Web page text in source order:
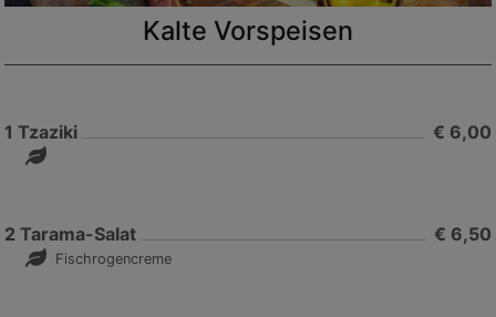
Kalte Vorspeisen
1 Tzaziki € 6,00
2 Tarama-Salat € 6,50
Fischrogencreme